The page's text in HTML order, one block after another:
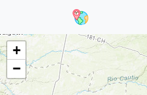
+
−